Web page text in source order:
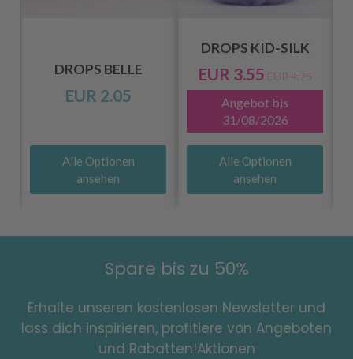
DROPS BELLE
EUR 2.05
Alle Optionen
ansehen
DROPS KID-SILK
EUR 3.55 EUR 4.75
Angebot bis
31/08/2026
Alle Optionen
ansehen
Spare bis zu 50%
Erhalte unseren kostenlosen Newsletter und
lass dich inspirieren, profitiere von Angeboten
und Rabatten!Aktionen